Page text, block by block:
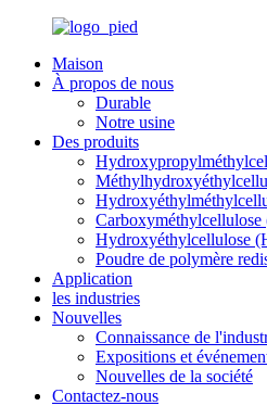
Maison
À propos de nous
Durable
Notre usine
Des produits
Hydroxyéthylcellulose
Poudre de polymère
Application
les industries
Nouvelles
Connaissance de
Expositions et
Nouvelles de la société
Contactez-nous